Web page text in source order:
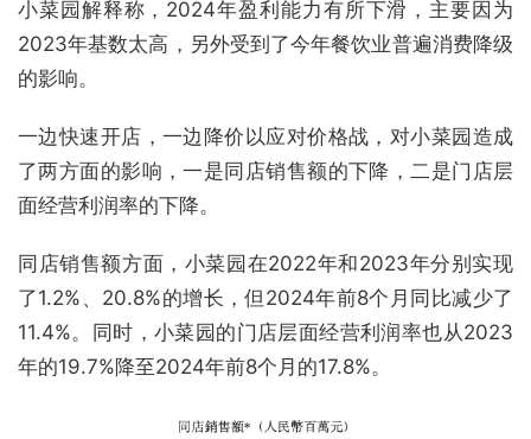
小菜园解释称，2024年盈利能力有所下滑，主要因为
2023年基数太高，另外受到了今年餐饮业普遍消费降级
的影响。
一边快速开店，一边降价以应对价格战，对小菜园造成
了两方面的影响，一是同店销售额的下降，二是门店层
面经营利润率的下降。
同店销售额方面，小菜园在2022年和2023年分别实现
了1.2%、20.8%的增长，但2024年前8个月同比减少了
11.4%。同时，小菜园的门店层面经营利润率也从2023
年的19.7%降至2024年前8个月的17.8%。